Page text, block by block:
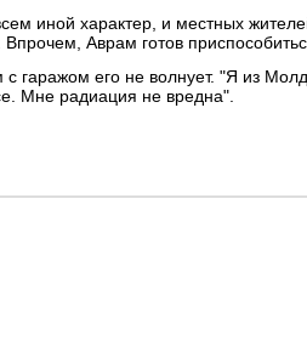
иной характер, и местных
Аврам готов
гаражом его не волнует. "Я из
Мне радиация не вредна".